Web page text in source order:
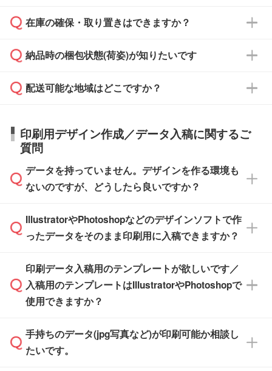
校や幼稚園・保育園であれば、同様の条件でご
ご希望の際は担当スタッフまでお気軽にご相談
ください。
たは注文フォームの『ご注文に関する備考欄』
ご入金確認後、1～2営業日で出荷いたしま
タッフまでお問い合わせください。
ル」に注文予定日をご入力いただくと、おおよ
その締切日や出荷目安をご確認いただけます。
品が決まりましたらお早めのご発注をお願いい
たします。
※土日祝日を除く営業日換算です。
※沖縄・離島は追加日数がかかります。
ご希望の納期がある場合は、お問い合わせ・お
い。
応が可能かご案内いたします。
す。>>対象商品はこちら
※最短出荷日は商品によって異なります。各商
品ページにてご確認ください
在庫の確保・取り置きはできますか？
ご入金確認後に在庫を確保し、注文確定のご連
はできかねますので予めご了承ください。
納品時の梱包状態(荷姿)が知りたいです
商品によって異なります。各ページにある商品
す。(白箱、化粧箱、ブリスターパックなど)
【袋入り】 商品がひとつずつ袋に入っていま
す。(透明袋、デザイン袋など)
【個包装なし】 個包装がされていない状態で
※化粧箱から白箱への入れ替えや、オリジナル
箱の作成は原則承っておりません。
配送可能な地域はどこですか？
日本全国へお届けが可能です。なお、海外への
直接納品は行っておりませんので予めご了承く
ださい。
印刷用デザイン作成／データ入稿に関するご
質問
データを持っていません。デザインを作る環境も
ないのですが、どうしたら良いですか？
無料の「デザインシミュレーター」を使えば、
PCやスマホから簡単にデザインを作成できま
ザインソフトがなくても安心です。
また、「データ作成サービス
せいただければ、弊社にて無料でデザインデー
タを1点作成いたします。
IllustratorやPhotoshopなどのデザインソフトで作
ったデータをそのまま印刷用に入稿できますか？
IllustratorやPhotoshop、CLIP STUDIOなどのデ
ザインソフトでこだわりのデザインを作成した
い方は、完全データ入稿
積・ご注文フォームにアップロードしてご入稿
ください。
印刷データ入稿用のテンプレートが欲しいです／
入稿用のテンプレートはIllustratorやPhotoshopで
使用できますか？
一部商品は入稿用テンプレートのご用意があり
ます。各商品ページの『印刷方法・テンプレー
手持ちのデータ(jpg写真など)が印刷可能か相談し
たいです。